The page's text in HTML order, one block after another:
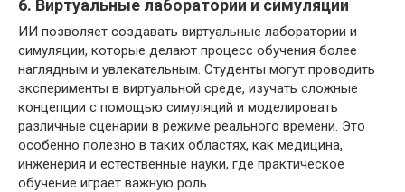
6. Виртуальные лаборатории и симуляции
ИИ позволяет создавать виртуальные лаборатории и
симуляции, которые делают процесс обучения более
наглядным и увлекательным. Студенты могут проводить
эксперименты в виртуальной среде, изучать сложные
концепции с помощью симуляций и моделировать
различные сценарии в режиме реального времени. Это
особенно полезно в таких областях, как медицина,
инженерия и естественные науки, где практическое
обучение играет важную роль.